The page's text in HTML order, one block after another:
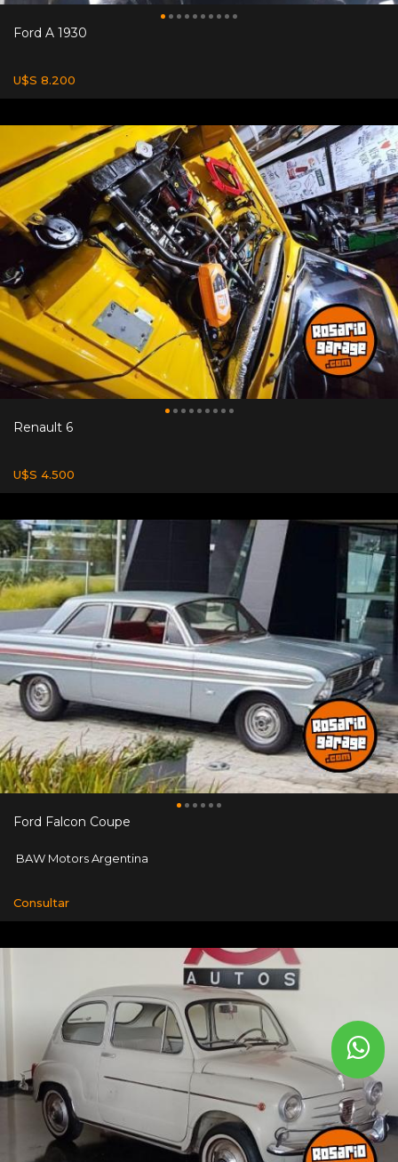
Ford A 1930
U$S 8.200
Renault 6
U$S 4.500
Ford Falcon Coupe
BAW Motors Argentina
Consultar